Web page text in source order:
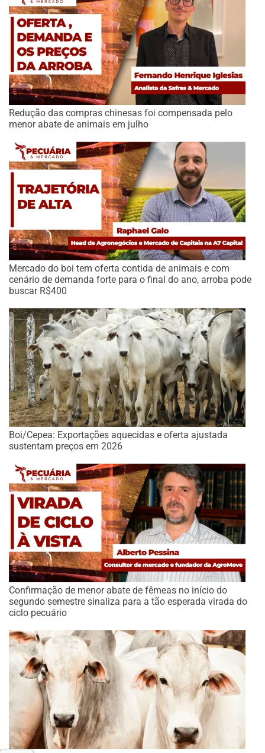
Redução das compras chinesas foi compensada pelo
menor abate de animais em julho
Mercado do boi tem oferta contida de animais e com
cenário de demanda forte para o final do ano, arroba pode
buscar R$400
Boi/Cepea: Exportações aquecidas e oferta ajustada
sustentam preços em 2026
Confirmação de menor abate de fêmeas no início do
segundo semestre sinaliza para a tão esperada virada do
ciclo pecuário